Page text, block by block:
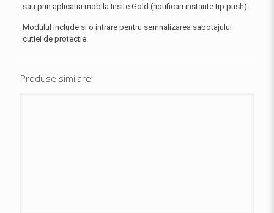
sau prin aplicatia mobila Insite Gold (notificari instante tip push).
Modulul include si o intrare pentru semnalizarea sabotajului
cutiei de protectie.
Produse similare